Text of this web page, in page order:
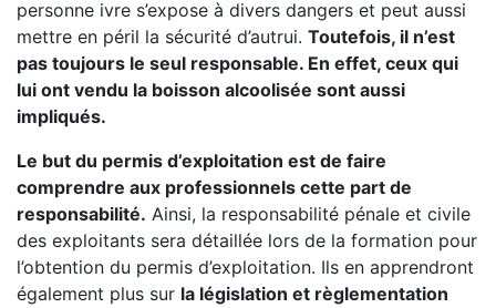
personne ivre s’expose à divers dangers et peut aussi
mettre en péril la sécurité d’autrui. Toutefois, il n’est
pas toujours le seul responsable. En effet, ceux qui
lui ont vendu la boisson alcoolisée sont aussi
impliqués.
Le but du permis d’exploitation est de faire
comprendre aux professionnels cette part de
responsabilité. Ainsi, la responsabilité pénale et civile
des exploitants sera détaillée lors de la formation pour
l’obtention du permis d’exploitation. Ils en apprendront
également plus sur la législation et règlementation